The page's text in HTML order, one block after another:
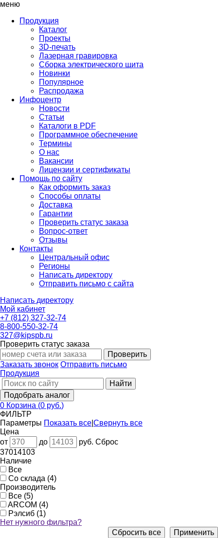
меню
Продукция
Каталог
Проекты
3D-печать
Лазерная гравировка
Сборка электрического щита
Новинки
Популярное
Распродажа
Инфоцентр
Новости
Статьи
Каталоги в PDF
Программное обеспечение
Термины
О нас
Вакансии
Лицензии и сертификаты
Помощь по сайту
Как оформить заказ
Способы оплаты
Доставка
Гарантии
Проверить статус заказа
Вопрос-ответ
Отзывы
Контакты
Центральный офис
Регионы
Написать директору
Отправить письмо с сайта
Написать директору
Мой кабинет
+7 (812) 327-32-74
8-800-550-32-74
327@kipspb.ru
Проверить статус заказа
Проверить
Заказать звонок Отправить письмо
Продукция
Найти
Подобрать аналог
0 Корзина (0 руб.)
ФИЛЬТР
Параметры Показать все Свернуть все
Цена
от
до руб. Сброс
37014103
Наличие
Все
Со склада (4)
Производитель
Все (5)
ARCOM (4)
Рэлсиб (1)
Нет нужного фильтра?
Применить
Сбросить все